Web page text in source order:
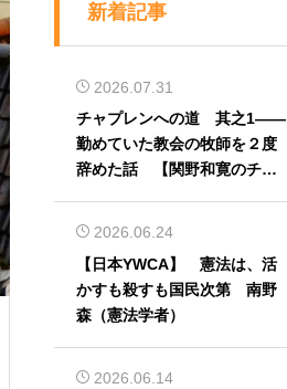
新着記事
2026.07.31
チャプレンへの道 其之1――
勤めていた教会の牧師を２度
辞めた話 【関野和寛のチャ
2026.06.24
【日本YWCA】 憲法は、活
かすも殺すも国民次第 南野
森（憲法学者）
2026.06.14